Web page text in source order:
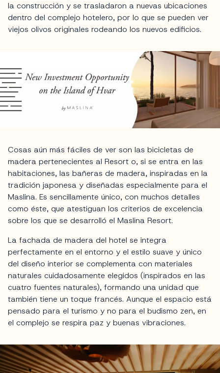
la construcción y se trasladaron a nuevas ubicaciones
dentro del complejo hotelero, por lo que se pueden ver
viejos olivos originales rodeando los nuevos edificios.
Cosas aún más fáciles de ver son las bicicletas de
madera pertenecientes al Resort o, si se entra en las
habitaciones, las bañeras de madera, inspiradas en la
tradición japonesa y diseñadas especialmente para el
Maslina. Es sencillamente único, con muchos detalles
como éste, que atestiguan los criterios de excelencia
sobre los que se desarrolló el Maslina Resort.
La fachada de madera del hotel se integra
perfectamente en el entorno y el estilo suave y único
del diseño interior se complementa con materiales
naturales cuidadosamente elegidos (inspirados en las
cuatro fuentes naturales), formando una unidad que
también tiene un toque francés. Aunque el espacio está
pensado para el turismo y no para el budismo zen, en
el complejo se respira paz y buenas vibraciones.